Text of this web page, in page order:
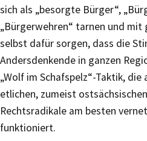
sich als „besorgte Bürger“,
„Bürgerwehren“ tarnen und
selbst dafür sorgen, dass die
Andersdenkende in ganzen
„Wolf im Schafspelz“-Taktik, die
etlichen, zumeist
Rechtsradikale am besten
funktioniert.